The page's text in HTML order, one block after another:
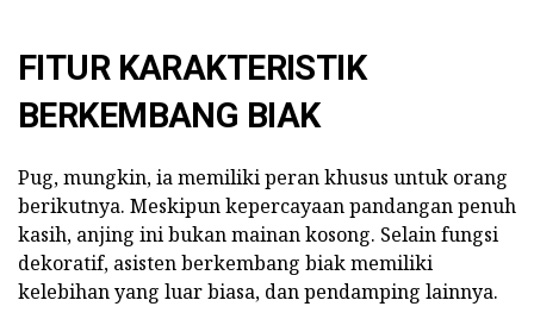
FITUR KARAKTERISTIK
BERKEMBANG BIAK
Pug, mungkin, ia memiliki peran khusus untuk orang
berikutnya. Meskipun kepercayaan pandangan penuh
kasih, anjing ini bukan mainan kosong. Selain fungsi
dekoratif, asisten berkembang biak memiliki
kelebihan yang luar biasa, dan pendamping lainnya.